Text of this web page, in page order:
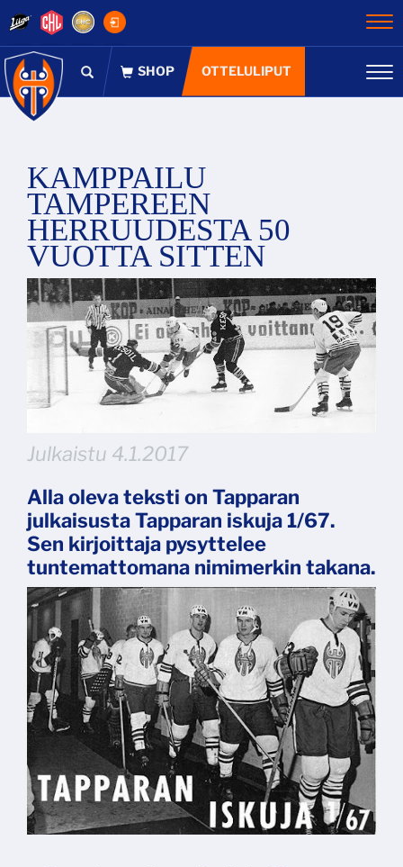
OTTELULIPUT
KAMPPAILU
TAMPEREEN
HERRUUDESTA 50
VUOTTA SITTEN
Julkaistu 4.1.2017
Alla oleva teksti on Tapparan
julkaisusta Tapparan iskuja 1/67.
Sen kirjoittaja pysyttelee
tuntemattomana nimimerkin takana.